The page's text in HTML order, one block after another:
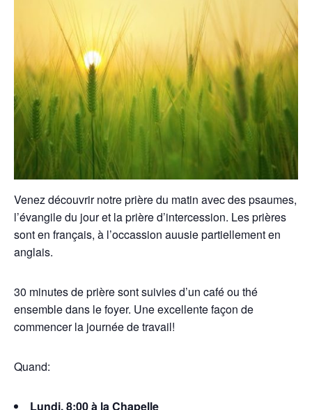
Venez découvrir notre prière du matin avec des psaumes,
l’évangile du jour et la prière d’intercession. Les prières
sont en français, à l’occassion auusie partiellement en
anglais.
30 minutes de prière sont suivies d’un café ou thé
ensemble dans le foyer. Une excellente façon de
commencer la journée de travail!
Quand:
Lundi, 8:00 à la Chapelle